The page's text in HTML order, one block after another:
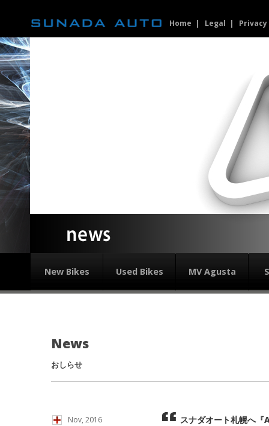
Home Legal
New Bikes Used Bikes MV Agusta
News
おしらせ
Nov, 2016
スナダオート札幌へ『